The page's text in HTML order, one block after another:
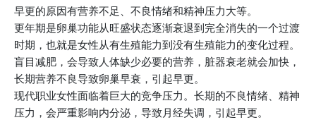
早更的原因有营养不足、不良情绪和精神压力大等。
更年期是卵巢功能从旺盛状态逐渐衰退到完全消失的一个过渡
时期，也就是女性从有生殖能力到没有生殖能力的变化过程。
盲目减肥，会导致人体缺少必要的营养，脏器衰老就会加快，
长期营养不良导致卵巢早衰，引起早更。
现代职业女性面临着巨大的竞争压力。长期的不良情绪、精神
压力，会严重影响内分泌，导致月经失调，引起早更。